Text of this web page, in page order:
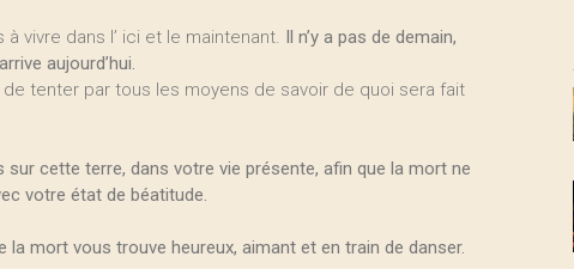
vivre dans l’ ici et le maintenant. Il n’y a pas de demain,
aujourd’hui.
tenter par tous les moyens de savoir de quoi sera fait
cette terre, dans votre vie présente, afin que la mort ne
votre état de béatitude.
mort vous trouve heureux, aimant et en train de danser.